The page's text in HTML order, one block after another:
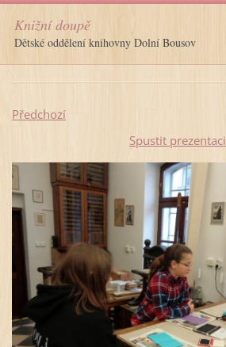
Knižní doupě
Dětské oddělení knihovny Dolní Bousov
Předchozí
Spustit prezentaci